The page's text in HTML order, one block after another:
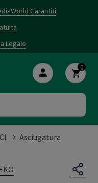
Garantiti
Legale
0
Asciugatura